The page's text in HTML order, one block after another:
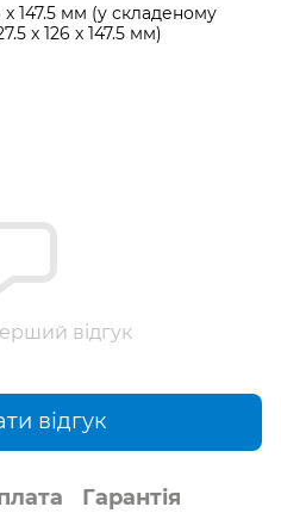
x 147.5 мм (у складеному
x 126 x 147.5 мм)
відгук
відгук
Гарантія